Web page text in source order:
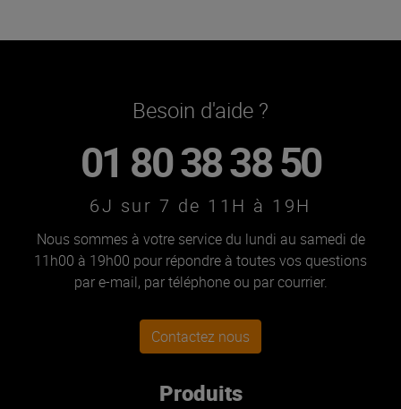
Besoin d'aide ?
01 80 38 38 50
6J sur 7 de 11H à 19H
Nous sommes à votre service du lundi au samedi de
11h00 à 19h00 pour répondre à toutes vos questions
par e-mail, par téléphone ou par courrier.
Contactez nous
Produits